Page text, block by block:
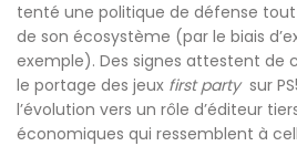
tenté une politique de défense
de son écosystème (par le biais
exemple). Des signes attestent de
le portage des jeux first partysur
l’évolution vers un rôle d’éditeur
économiques qui ressemblent à